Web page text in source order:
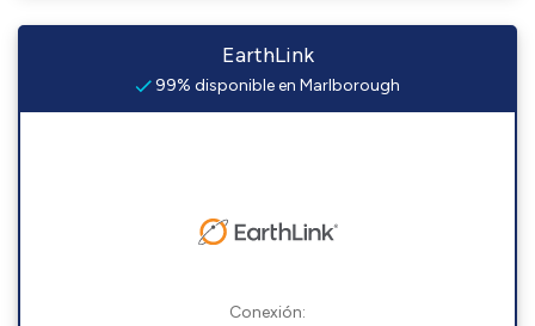
EarthLink
99% disponible en Marlborough
Conexión: